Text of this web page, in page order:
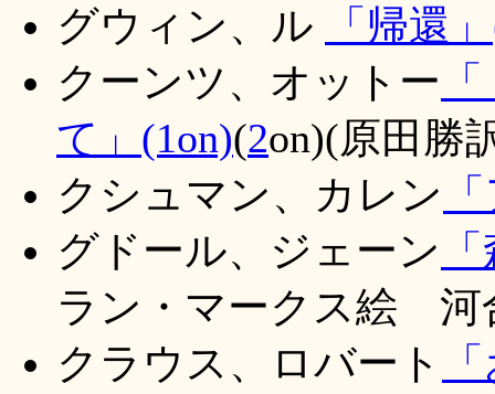
グウィン、ル
「帰還
クーンツ、オットー
て」(1on)(2on)(原田勝
クシュマン、カレン
グドール、ジェーン
ラン・マークス絵 河
クラウス、ロバート